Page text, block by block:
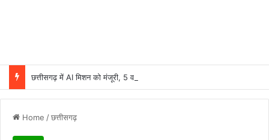
छत्तीसगढ़ में AI मिशन को मंजूरी, 5 वर्षों में 500 करोड़ रुपये होंगे खर्च
Home /छत्तीसगढ़